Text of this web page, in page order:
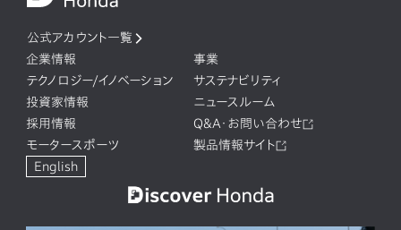
公式アカウント一覧
企業情報
事業
テクノロジー/イノベーション
サステナビリティ
投資家情報
ニュースルーム
採用情報
Q&A・お問い合わせ
モータースポーツ
製品情報サイト
English